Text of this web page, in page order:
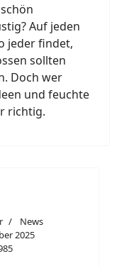
Auf jeden
jeder findet,
sollten
Doch wer
und feuchte
richtig.
News
2025